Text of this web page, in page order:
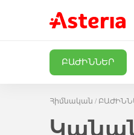
ԲԱԺԻՆՆԵՐ
Հիմնական